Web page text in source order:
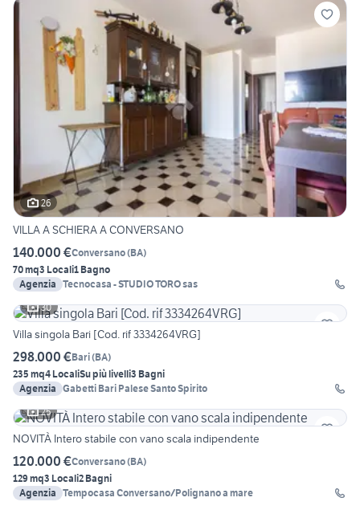
26
VILLA A SCHIERA A CONVERSANO
140.000 €Conversano(BA)
70 mq3 Locali1 Bagno
Agenzia Tecnocasa - STUDIO TORO sas
30
Villa singola Bari [Cod. rif 3334264VRG]
298.000 €Bari(BA)
235 mq4 LocaliSu più livelli3 Bagni
Agenzia Gabetti Bari Palese Santo Spirito
25
NOVITÀ Intero stabile con vano scala indipendente
120.000 €Conversano(BA)
129 mq3 Locali2 Bagni
Agenzia Tempocasa Conversano/Polignano a mare